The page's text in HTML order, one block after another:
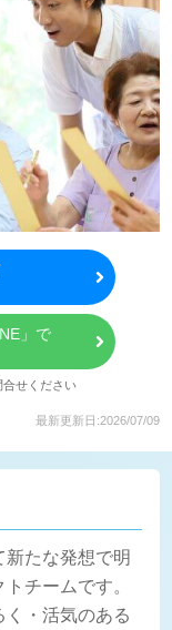
」で
せください
最新更新日:2026/07/09
たな発想で明
チームです。
・活気のある